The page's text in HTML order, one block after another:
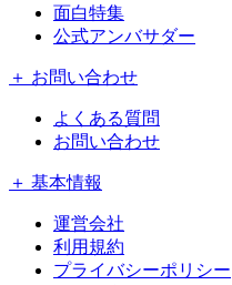
面白特集
公式アンバサダー
＋ お問い合わせ
よくある質問
お問い合わせ
＋ 基本情報
運営会社
利用規約
プライバシーポリシー